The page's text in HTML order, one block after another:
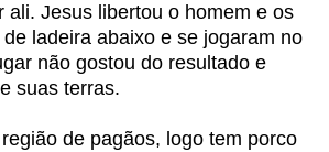
ali. Jesus libertou o homem e os
ladeira abaixo e se jogaram no
não gostou do resultado e
suas terras.
de pagãos, logo tem porco